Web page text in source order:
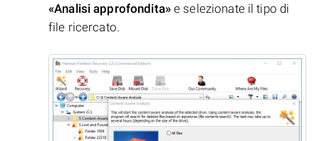
«Analisi approfondita»e selezionate il tipo di
file ricercato.